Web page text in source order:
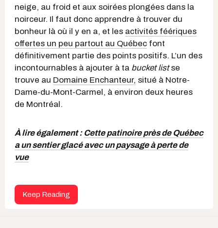
neige, au froid et aux soirées plongées dans la
noirceur. Il faut donc apprendre à trouver du
bonheur là où il y en a, et les activités féériques
offertes un peu partout au Québec font
définitivement partie des points positifs. L’un des
incontournables à ajouter à ta bucket listse
trouve au Domaine Enchanteur, situé à Notre-
Dame-du-Mont-Carmel, à environ deux heures
de Montréal.
À lire également : Cette patinoire près de Québec
a un sentier glacé avec un paysage à perte de
vue
Keep Reading